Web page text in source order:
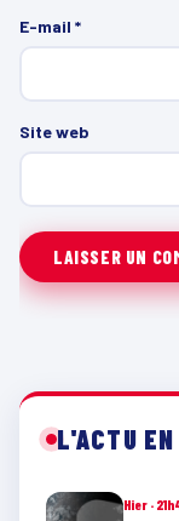
E-mail *
Site web
L'ACTU
Hier ·